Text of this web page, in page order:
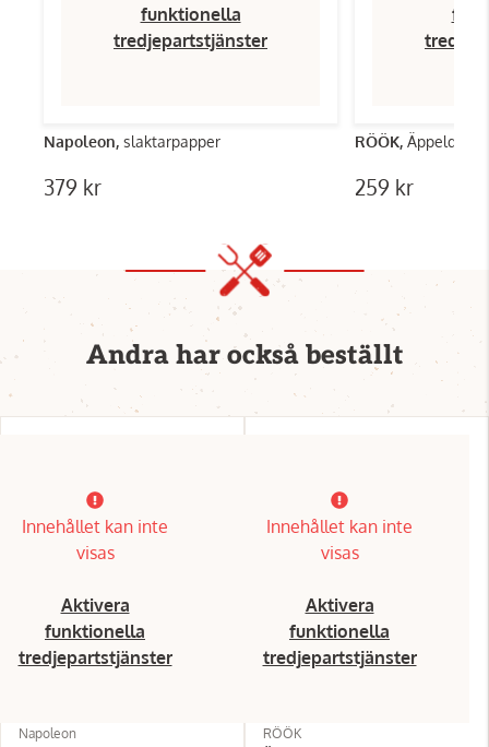
funktionella
tredjepartstjänster
Napoleon, slaktarpapper
379 kr
RÖÖK, Äppeldalen
259 kr
Andra har också beställt
Innehållet kan inte
visas
Aktivera
funktionella
tredjepartstjänster
Napoleon
Innehållet kan inte
visas
Aktivera
funktionella
tredjepartstjänster
RÖÖK